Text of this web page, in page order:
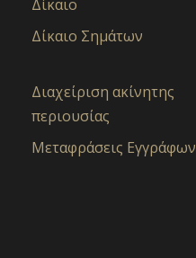
Δίκαιο
Δίκαιο Σημάτων
Διαχείριση ακίνητης
περιουσίας
Μεταφράσεις Εγγράφων